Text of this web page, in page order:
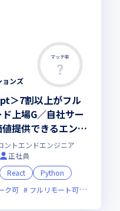
マッチ率
ョンズ
＞7割以上がフル
上場G／自社サー
提供できるエンジ
ントエンドエンジニア
正社員
React
Python
ク可 フルリモート可